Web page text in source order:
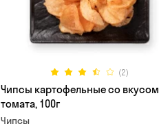
(2)
Чипсы картофельные со вкусом
томата, 100г
Чипсы